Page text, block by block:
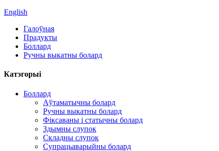
English
Галоўная
Прадукты
Боллард
Ручны выкатны болард
Катэгорыі
Боллард
Аўтаматычны болард
Ручны выкатны болард
Фіксаваны і статычны болард
Здымны слупок
Складны слупок
Супрацьаварыйны болард